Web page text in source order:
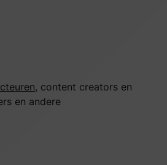
, content creators en
en andere